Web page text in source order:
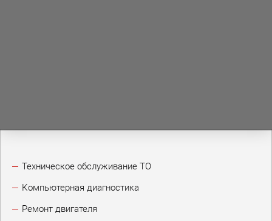
Техническое обслуживание ТО
Компьютерная диагностика
Ремонт двигателя